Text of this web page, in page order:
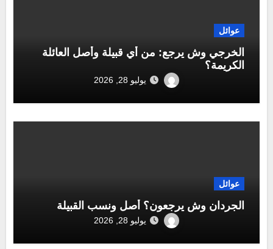
عوائل
الخرجي وش يرجع: من أي قبيلة وأصل العائلة
الكريمة؟
يوليو 28, 2026
عوائل
الجردان وش يرجعون؟ أصل ونسب القبيلة
يوليو 28, 2026